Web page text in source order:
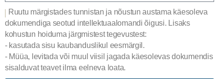
Ruutu märgistades tunnistan ja nõustun austama käesoleva
dokumendiga seotud intellektuaalomandi õigusi. Lisaks
kohustun hoiduma järgmistest tegevustest:
- kasutada sisu kaubanduslikul eesmärgil.
- Müüa, levitada või muul viisil jagada käesolevas dokumendis
sisalduvat teavet ilma eelneva loata.